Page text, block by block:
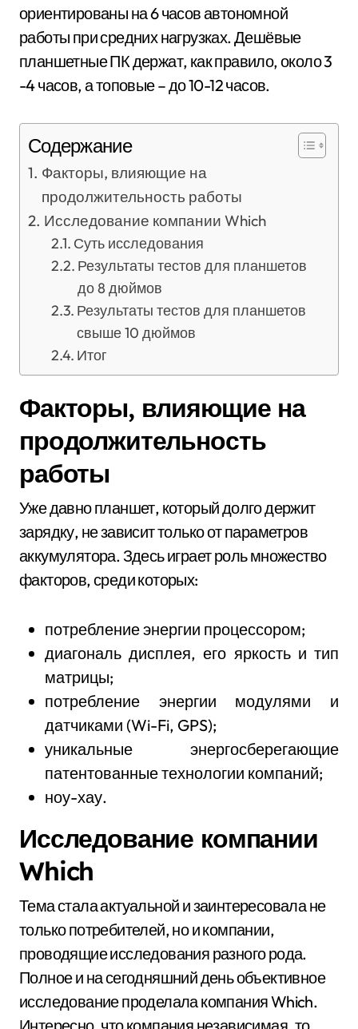
ориентированы на 6 часов автономной
работы при средних нагрузках. Дешёвые
планшетные ПК держат, как правило, около 3
-4 часов, а топовые – до 10-12 часов.
Содержание
Факторы, влияющие на
продолжительность работы
Исследование компании Which
Суть исследования
Результаты тестов для планшетов
до 8 дюймов
Результаты тестов для планшетов
свыше 10 дюймов
Итог
Факторы, влияющие на
продолжительность
работы
Уже давно планшет, который долго держит
зарядку, не зависит только от параметров
аккумулятора. Здесь играет роль множество
факторов, среди которых:
потребление энергии процессором;
диагональ дисплея, его яркость и тип
матрицы;
потребление энергии модулями и
датчиками (Wi-Fi, GPS);
уникальные энергосберегающие
патентованные технологии компаний;
ноу-хау.
Исследование компании
Which
Тема стала актуальной и заинтересовала не
только потребителей, но и компании,
проводящие исследования разного рода.
Полное и на сегодняшний день объективное
исследование проделала компания Which.